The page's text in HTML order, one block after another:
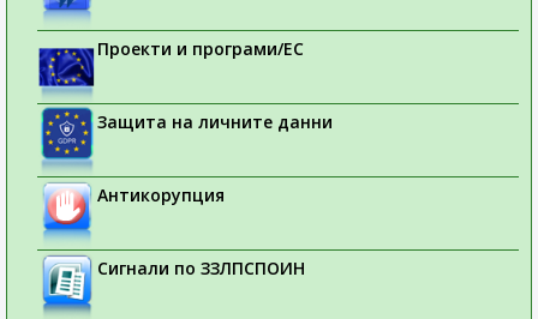
Проекти и програми/ЕС
Защита на личните данни
Антикорупция
Сигнали по ЗЗЛПСПОИН